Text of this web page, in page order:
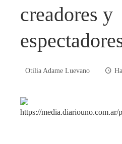
creadores y
Otilia Adame Luevano